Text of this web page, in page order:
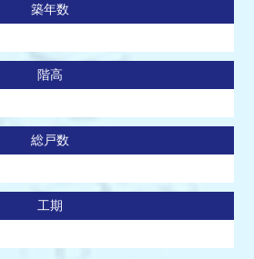
築年数
階高
総戸数
工期